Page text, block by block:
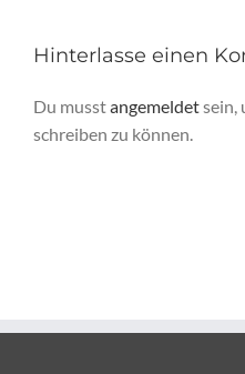
Hinterlasse einen
Du musstangemeldetsein,
schreiben zu können.